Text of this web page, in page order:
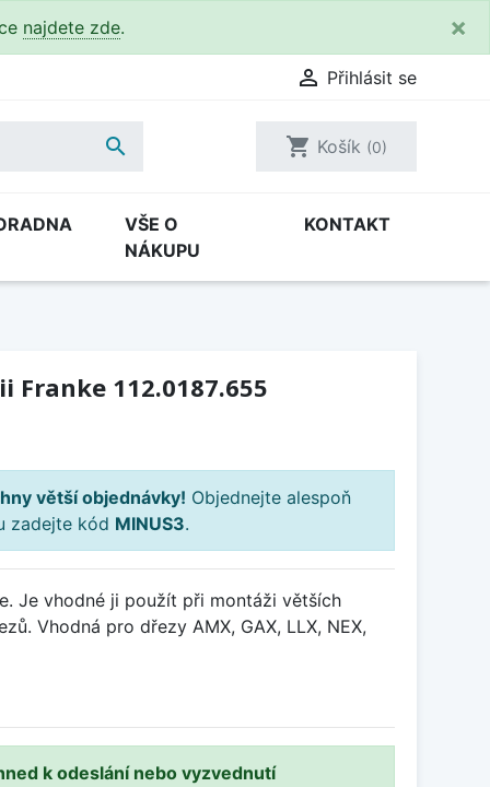
najdete zde. ×
 Přihlásit se
 shopping_cart Košík (0)
VŠE O
NÁKUPU
KONTAKT
Franke 112.0187.655
větší objednávky! Objednejte alespoň
zadejte kód MINUS3.
Je vhodné ji použít při montáži větších
Vhodná pro dřezy AMX, GAX, LLX, NEX,
k odeslání nebo vyzvednutí